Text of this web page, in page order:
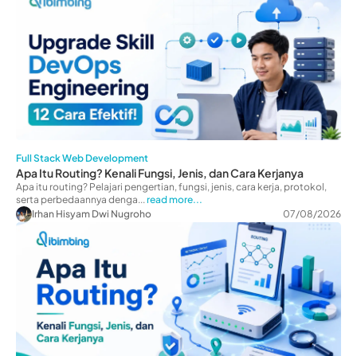
Full Stack Web Development
Apa Itu Routing? Kenali Fungsi, Jenis, dan Cara Kerjanya
Apa itu routing? Pelajari pengertian, fungsi, jenis, cara kerja, protokol,
serta perbedaannya denga...read more...
Irhan Hisyam Dwi Nugroho
07/08/2026